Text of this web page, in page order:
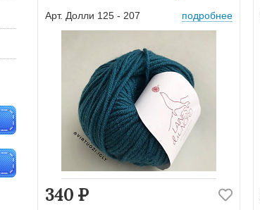
Арт. Долли 125 - 207 подробнее
340 Р